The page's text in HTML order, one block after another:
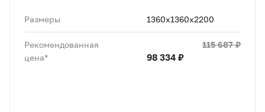
Размеры 1360х1360х2200
Рекомендованная
цена*
115 687 ₽
98 334 ₽